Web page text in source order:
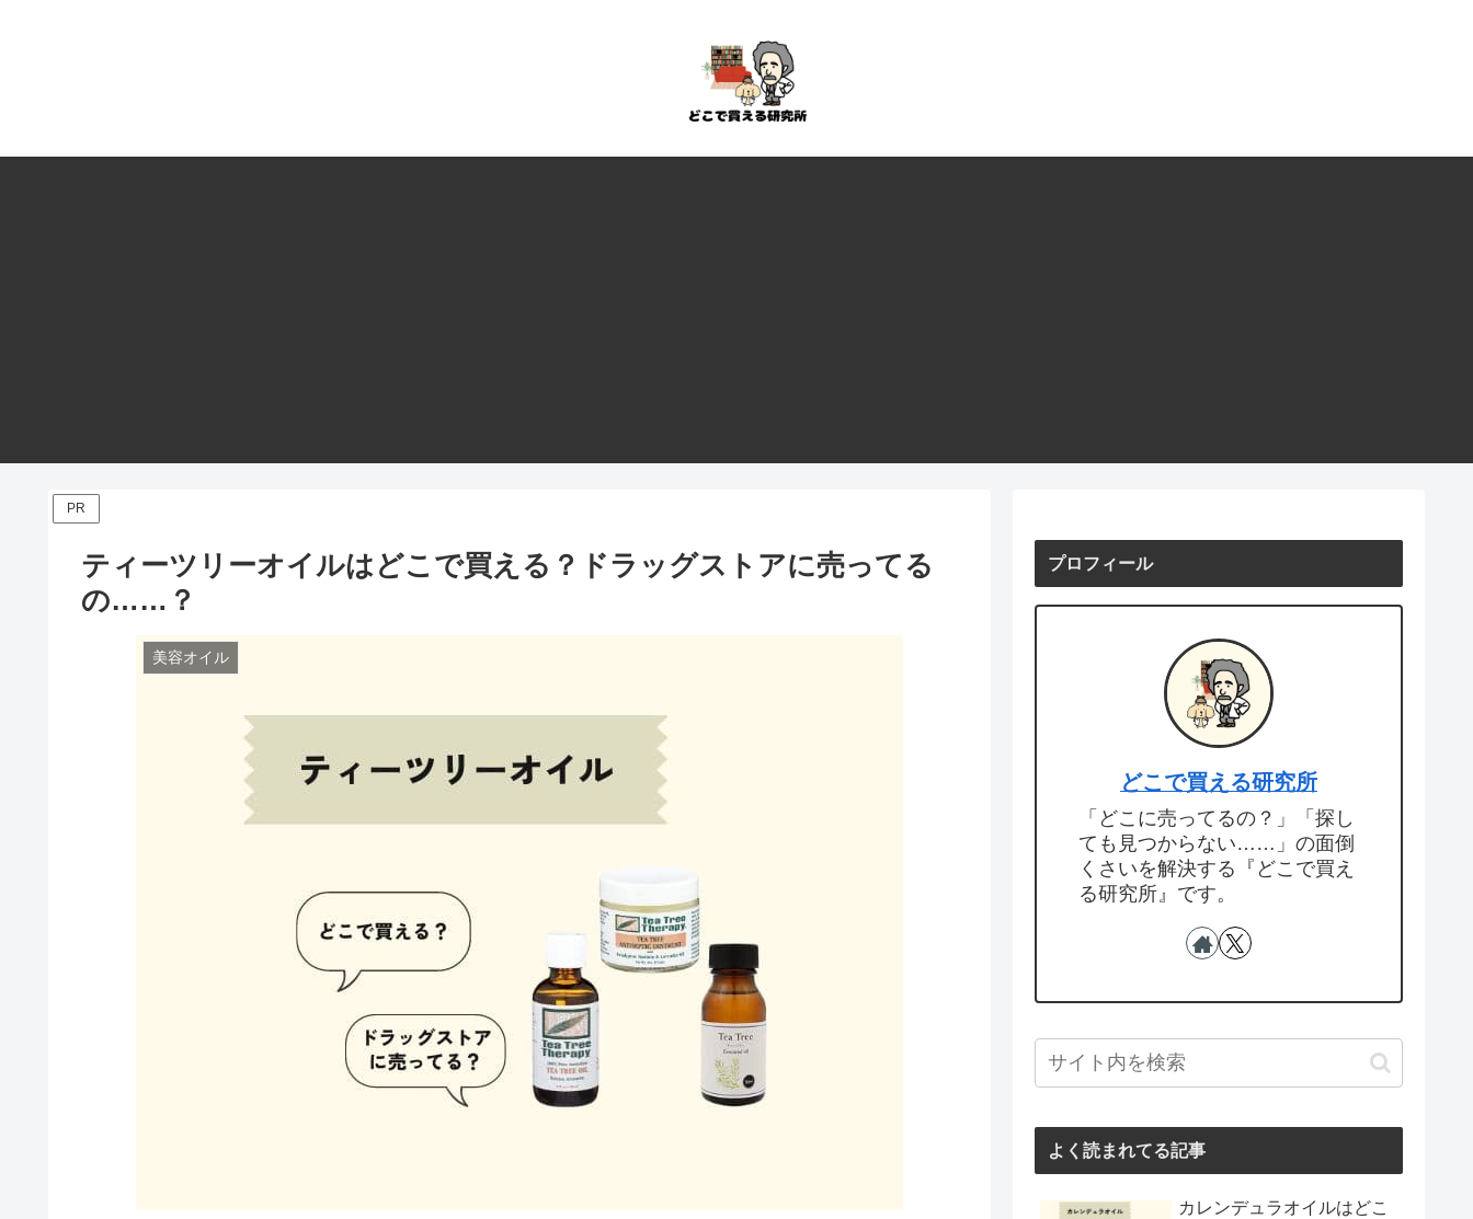
PR
ティーツリーオイルはどこで買える？ドラッグストアに売ってる
の……？
美容オイル
プロフィール
どこで買える研究所
「どこに売ってるの？」「探し
ても見つからない……」の面倒
くさいを解決する『どこで買え
る研究所』です。
よく読まれてる記事
カレンデュラオイルはどこ